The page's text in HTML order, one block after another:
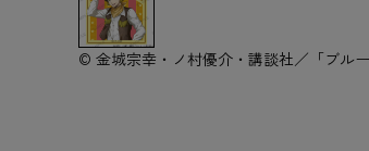
© 金城宗幸・ノ村優介・講談社／「ブル